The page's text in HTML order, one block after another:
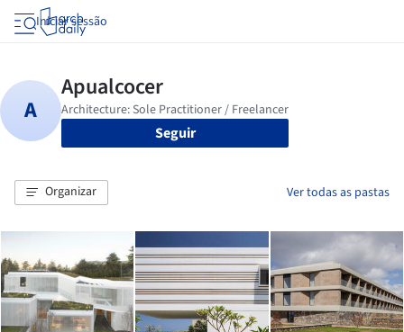
Iniciar sessão
Seguir
Organizar Ver todas as pastas